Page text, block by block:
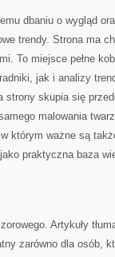
dbaniu o wygląd
trendy. Strona ma
To miejsce pełne
jak i analizy
strony skupia się
malowania
którym ważne są
praktyczna baza
Artykuły
zarówno dla osób,